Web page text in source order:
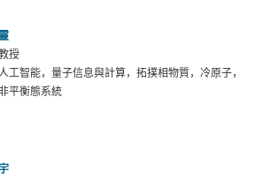
授
工智能，量子信息與計算，拓撲相物質，冷原子，
平衡態系統